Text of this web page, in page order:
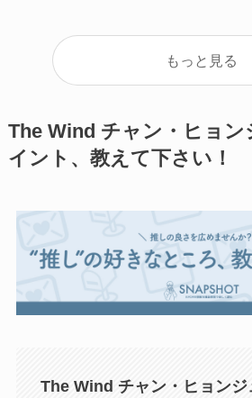
もっと見る
The Wind チャン・ヒョン
イント、教えて下さい！
The Wind チャン・ヒョンジ